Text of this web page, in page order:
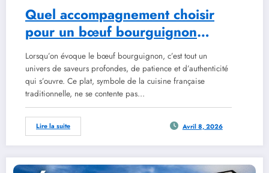
Quel accompagnement choisir
pour un bœuf bourguignon
réussi
Lorsqu’on évoque le bœuf bourguignon, c’est tout un
univers de saveurs profondes, de patience et d’authenticité
qui s’ouvre. Ce plat, symbole de la cuisine française
traditionnelle, ne se contente pas…
Lire la suite Avril 8, 2026